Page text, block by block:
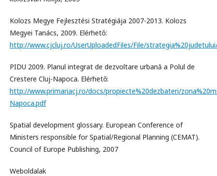
Kolozs Megye Fejlesztési Stratégiája 2007-2013. Kolozs
Megyei Tanács, 2009. Elérhető:
http://www.cjcluj.ro/UserUploadedFiles/File/
PIDU 2009. Planul integrat de dezvoltare urbană a Polul de
Crestere Cluj-Napoca. Elérhető:
http://www.primariacj.ro/docs/propiecte%20dezbateri/
Napoca.pdf
Spatial development glossary. European Conference of
Ministers responsible for Spatial/Regional Planning (CEMAT).
Council of Europe Publishing, 2007
Weboldalak